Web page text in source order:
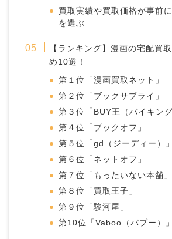
買取実績や買取価格が事前
を選ぶ
【ランキング】漫画の宅配買
め10選！
第１位「漫画買取ネット」
第２位「ブックサプライ」
第３位「BUY王（バイキング
第４位「ブックオフ」
第５位「gd（ジーディー）」
第６位「ネットオフ」
第７位「もったいない本舗」
第８位「買取王子」
第９位「駿河屋」
第10位「Vaboo（バブー）」